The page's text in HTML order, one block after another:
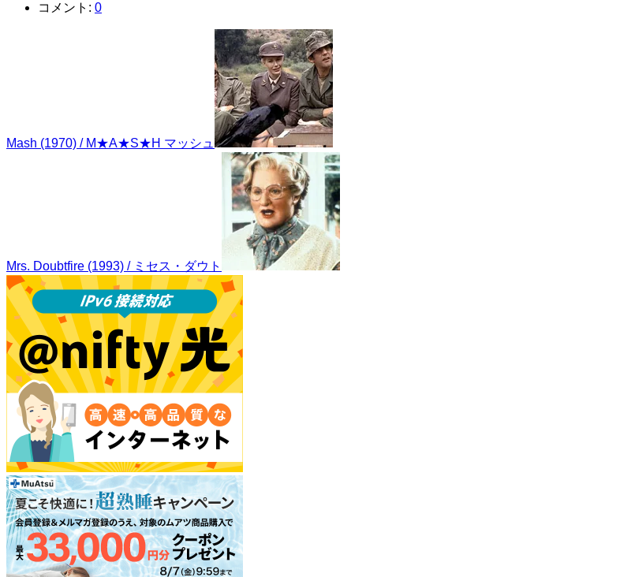
コメント: 0
Mash (1970) / M★A★S★H マッシュ
Mrs. Doubtfire (1993) / ミセス・ダウト